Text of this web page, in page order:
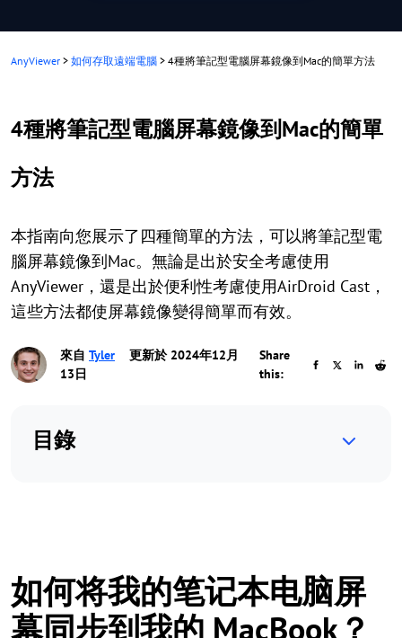
AnyViewer > 如何存取遠端電腦 > 4種將筆記型電腦屏幕鏡像到Mac的簡單方法
4種將筆記型電腦屏幕鏡像到Mac的簡單
方法
本指南向您展示了四種簡單的方法，可以將筆記型電
腦屏幕鏡像到Mac。無論是出於安全考慮使用
AnyViewer，還是出於便利性考慮使用AirDroid Cast，
這些方法都使屏幕鏡像變得簡單而有效。
來自 Tyler
更新於 2024年12月
13日
Share
this:
目錄
如何将我的笔记本电脑屏
幕同步到我的 MacBook？